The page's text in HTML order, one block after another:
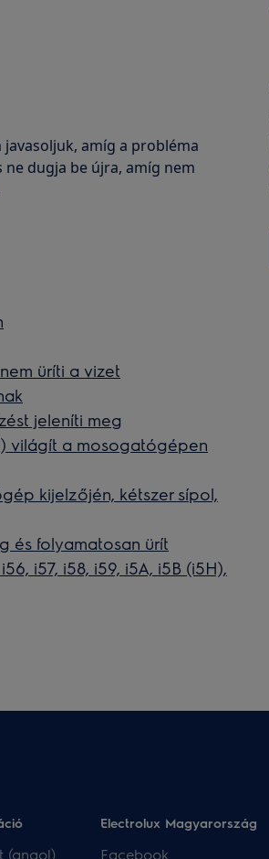
amíg a probléma
ne dugja be újra, amíg nem
üríti a vizet
jeleníti meg
világít a mosogatógépen
kijelzőjén, kétszer sípol,
és folyamatosan ürít
i57, i58, i59, i5A, i5B (i5H),
(angol)
Electrolux Magyarország
Facebook